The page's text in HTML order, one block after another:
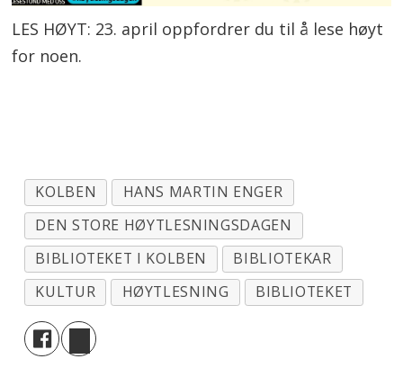
LES HØYT: 23. april oppfordrer du til å lese høyt
for noen.
KOLBEN
HANS MARTIN ENGER
DEN STORE HØYTLESNINGSDAGEN
BIBLIOTEKET I KOLBEN
BIBLIOTEKAR
KULTUR
HØYTLESNING BIBLIOTEKET